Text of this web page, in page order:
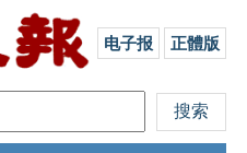
电子报 正體版